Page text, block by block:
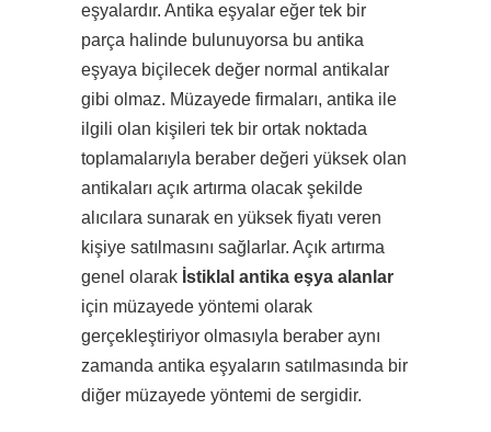
eşyalardır. Antika eşyalar eğer tek bir
parça halinde bulunuyorsa bu antika
eşyaya biçilecek değer normal antikalar
gibi olmaz. Müzayede firmaları, antika ile
ilgili olan kişileri tek bir ortak noktada
toplamalarıyla beraber değeri yüksek olan
antikaları açık artırma olacak şekilde
alıcılara sunarak en yüksek fiyatı veren
kişiye satılmasını sağlarlar. Açık artırma
genel olarak İstiklal antika eşya alanlar
için müzayede yöntemi olarak
gerçekleştiriyor olmasıyla beraber aynı
zamanda antika eşyaların satılmasında bir
diğer müzayede yöntemi de sergidir.